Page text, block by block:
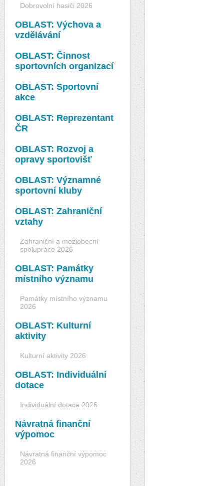
Dobrovolní hasiči 2026
OBLAST: Výchova a
vzdělávání
OBLAST: Činnost
sportovních organizací
OBLAST: Sportovní
akce
OBLAST: Reprezentant
ČR
OBLAST: Rozvoj a
opravy sportovišť
OBLAST: Významné
sportovní kluby
OBLAST: Zahraniční
vztahy
Zahraniční a meziobecní
spolupráce 2026
OBLAST: Památky
místního významu
Památky místního významu
2026
OBLAST: Kulturní
aktivity
Kulturní aktivity 2026
OBLAST: Individuální
dotace
Individuální dotace 2026
Návratná finanční
výpomoc
Návratná finanční výpomoc
2026